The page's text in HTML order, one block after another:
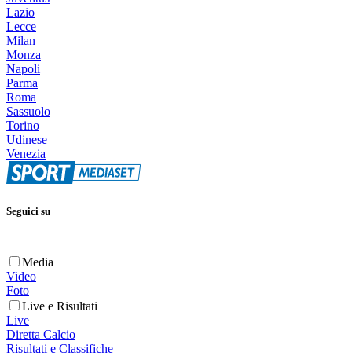
Lazio
Lecce
Milan
Monza
Napoli
Parma
Roma
Sassuolo
Torino
Udinese
Venezia
Seguici su
Media
Video
Foto
Live e Risultati
Live
Diretta Calcio
Risultati e Classifiche